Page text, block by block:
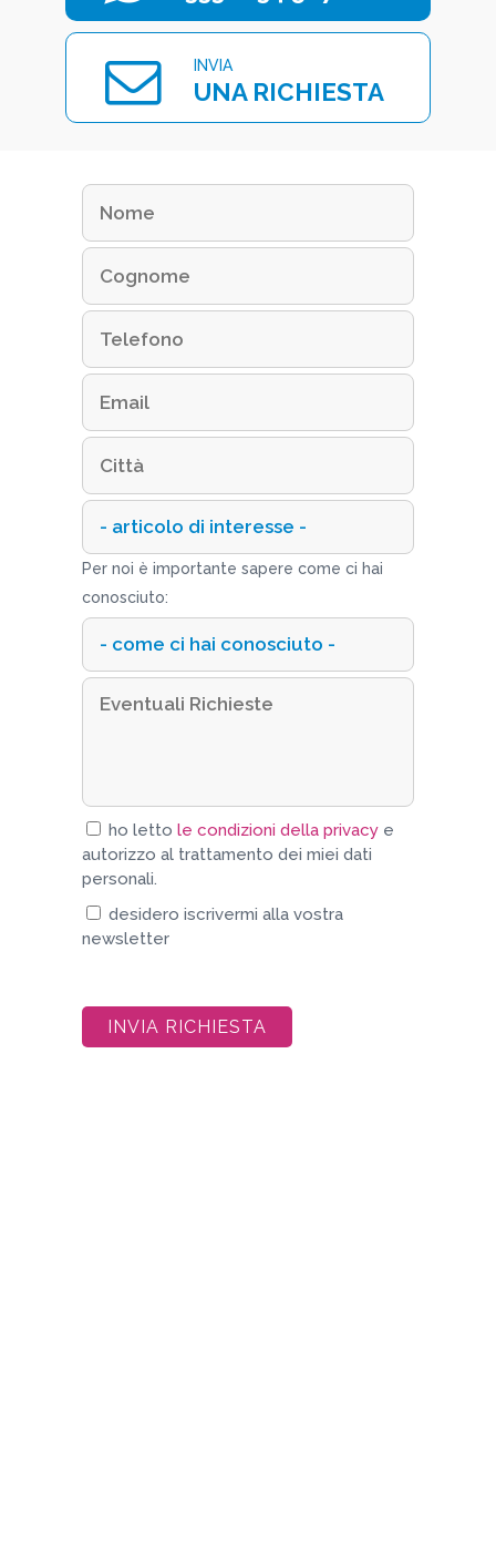
INVIA
UNA RICHIESTA
Per noi è importante sapere come ci hai
conosciuto:
ho letto le condizioni della privacy e
autorizzo al trattamento dei miei dati
personali.
desidero iscrivermi alla vostra
newsletter